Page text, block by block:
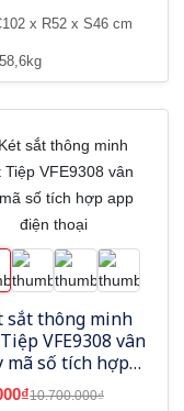
x R52 x S46 cm
sắt thông minh
VFE9308 vân
mã số tích hợp
điện thoại
10.700.000₫